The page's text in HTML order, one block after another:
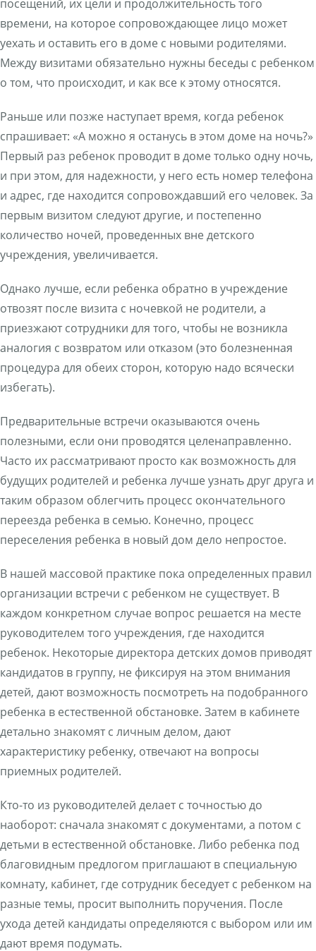
посещений, их цели и продолжительность того
времени, на которое сопровождающее лицо может
уехать и оставить его в доме с новыми родителями.
Между визитами обязательно нужны беседы с ребенком
о том, что происходит, и как все к этому относятся.
Раньше или позже наступает время, когда ребенок
спрашивает: «А можно я останусь в этом доме на ночь?»
Первый раз ребенок проводит в доме только одну ночь,
и при этом, для надежности, у него есть номер телефона
и адрес, где находится сопровождавший его человек. За
первым визитом следуют другие, и постепенно
количество ночей, проведенных вне детского
учреждения, увеличивается.
Однако лучше, если ребенка обратно в учреждение
отвозят после визита с ночевкой не родители, а
приезжают сотрудники для того, чтобы не возникла
аналогия с возвратом или отказом (это болезненная
процедура для обеих сторон, которую надо всячески
избегать).
Предварительные встречи оказываются очень
полезными, если они проводятся целенаправленно.
Часто их рассматривают просто как возможность для
будущих родителей и ребенка лучше узнать друг друга и
таким образом облегчить процесс окончательного
переезда ребенка в семью. Конечно, процесс
переселения ребенка в новый дом дело непростое.
В нашей массовой практике пока определенных правил
организации встречи с ребенком не существует. В
каждом конкретном случае вопрос решается на месте
руководителем того учреждения, где находится
ребенок. Некоторые директора детских домов приводят
кандидатов в группу, не фиксируя на этом внимания
детей, дают возможность посмотреть на подобранного
ребенка в естественной обстановке. Затем в кабинете
детально знакомят с личным делом, дают
характеристику ребенку, отвечают на вопросы
приемных родителей.
Кто-то из руководителей делает с точностью до
наоборот: сначала знакомят с документами, а потом с
детьми в естественной обстановке. Либо ребенка под
благовидным предлогом приглашают в специальную
комнату, кабинет, где сотрудник беседует с ребенком на
разные темы, просит выполнить поручения. После
ухода детей кандидаты определяются с выбором или им
дают время подумать.